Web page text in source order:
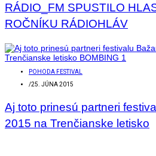
RÁDIO_FM SPUSTILO
ROČNÍKU RÁDIOHLÁV
POHODA FESTIVAL
/25. JÚNA 2015
Aj toto prinesú partneri
2015 na Trenčianske letisko